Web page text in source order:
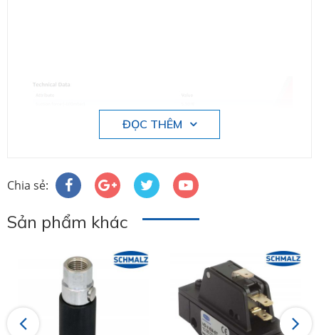
ĐỌC THÊM
Chia sẻ:
Sản phẩm khác
Previous Next